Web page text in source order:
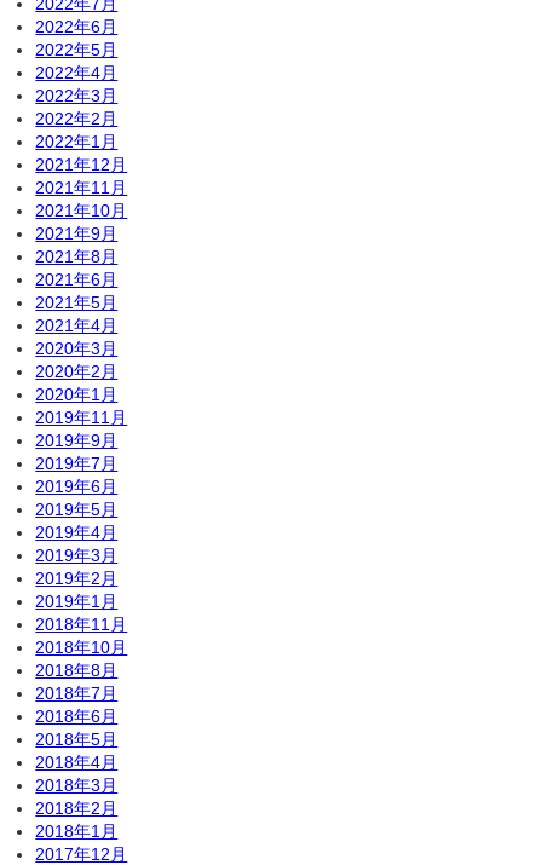
2022年6月
2022年5月
2022年4月
2022年3月
2022年2月
2022年1月
2021年12月
2021年11月
2021年10月
2021年9月
2021年8月
2021年6月
2021年5月
2021年4月
2020年3月
2020年2月
2020年1月
2019年11月
2019年9月
2019年7月
2019年6月
2019年5月
2019年4月
2019年3月
2019年2月
2019年1月
2018年11月
2018年10月
2018年8月
2018年7月
2018年6月
2018年5月
2018年4月
2018年3月
2018年2月
2018年1月
2017年12月